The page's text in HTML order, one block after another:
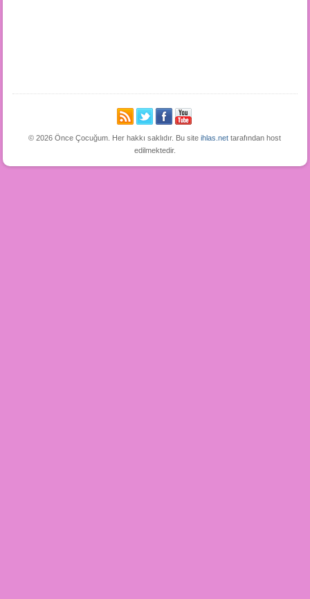
© 2026 Önce Çocuğum. Her hakkı saklıdır. Bu siteihlas.net tarafından host
edilmektedir.